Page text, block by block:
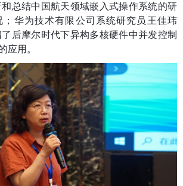
和总结中国航天领域嵌入式操作系统的研
；华为技术有限公司系统研究员王佳玮
了后摩尔时代下异构多核硬件中并发控制
应用。